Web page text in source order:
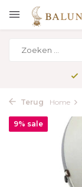
Terug Home
9% sale